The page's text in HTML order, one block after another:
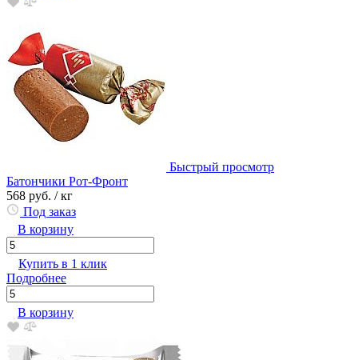
Быстрый просмотр
Батончики Рот-Фронт
568 руб. / кг
Под заказ
В корзину
Купить в 1 клик
Подробнее
В корзину